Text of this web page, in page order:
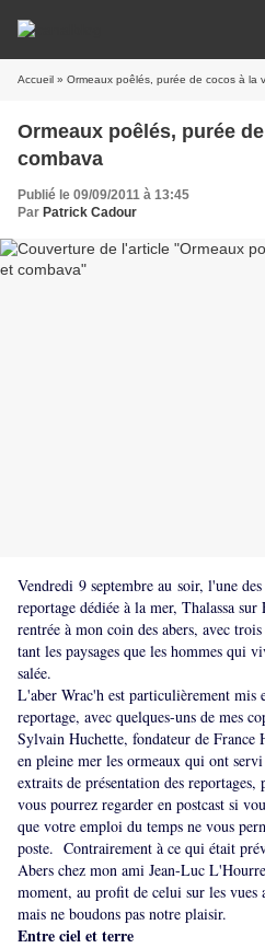
Accueil » Ormeaux poêlés, purée de cocos à la
Ormeaux poêlés, purée
combava
Publié le 09/09/2011 à 13:45
Par Patrick Cadour
Vendredi 9 septembre au soir, l'une
reportage dédiée à la mer, Thalassa sur
rentrée à mon coin des abers, avec
tant les paysages que les hommes qui
salée.
L'aber Wrac'h est particulièrement mis
reportage, avec quelques-uns de mes
Sylvain Huchette, fondateur de
en pleine mer les ormeaux qui ont
extraits de présentation des
vous pourrez regarder en postcast si
que votre emploi du temps ne vous
poste. Contrairement à ce qui était
Abers chez mon ami Jean-Luc
moment, au profit de celui sur les vues
mais ne boudons pas notre plaisir.
Entre ciel et terre